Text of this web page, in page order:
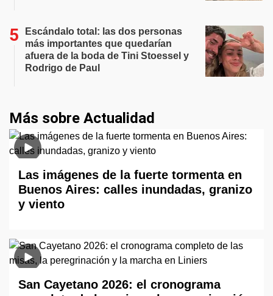
Escándalo total: las dos personas
más importantes que quedarían
afuera de la boda de Tini Stoessel y
Rodrigo de Paul
Más sobre Actualidad
Las imágenes de la fuerte tormenta en
Buenos Aires: calles inundadas, granizo
y viento
San Cayetano 2026: el cronograma